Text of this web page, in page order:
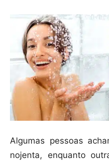
Algumas pessoas
nojenta, enquanto